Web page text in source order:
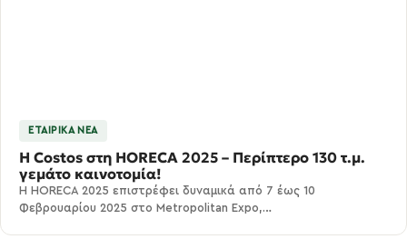
ΕΤΑΙΡΙΚΆ ΝΈΑ
Η Costos στη HORECA 2025 – Περίπτερο 130 τ.μ.
γεμάτο καινοτομία!
Η HORECA 2025 επιστρέφει δυναμικά από 7 έως 10
Φεβρουαρίου 2025 στο Metropolitan Expo,…